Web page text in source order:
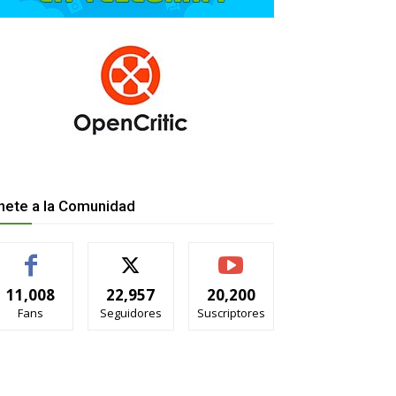
a la Comunidad
11,008
Fans
22,957
Seguidores
20,200
Suscriptores